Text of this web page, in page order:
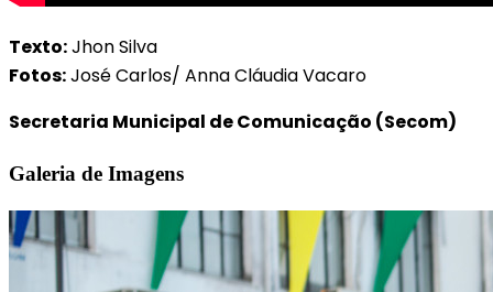
Texto:Jhon Silva
Fotos:José Carlos/ Anna Cláudia Vacaro
Secretaria Municipal de Comunicação (Secom)
Galeria de Imagens